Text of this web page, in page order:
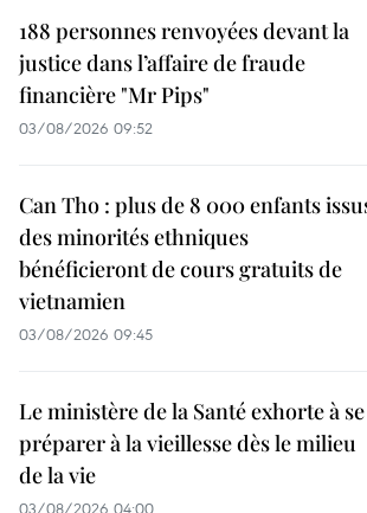
188 personnes renvoyées devant la
justice dans l’affaire de fraude
financière "Mr Pips"
03/08/2026 09:52
Can Tho : plus de 8 000 enfants
des minorités ethniques
bénéficieront de cours gratuits de
vietnamien
03/08/2026 09:45
Le ministère de la Santé exhorte à se
préparer à la vieillesse dès le milieu
de la vie
03/08/2026 04:00